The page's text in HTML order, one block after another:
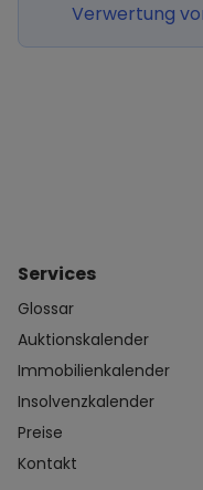
Verwertung
Services
Glossar
Auktionskalender
Immobilienkalender
Insolvenzkalender
Preise
Kontakt